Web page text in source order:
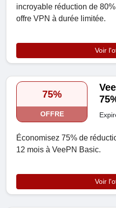
incroyable réduction de
offre VPN à durée limitée.
Voir
75%
OFFRE
Économisez 75% de
12 mois à VeePN Basic.
Voir